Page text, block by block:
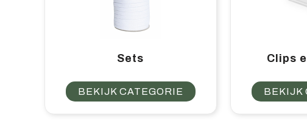
Sets
BEKIJK CATEGORIE
Clips
BEKIJK